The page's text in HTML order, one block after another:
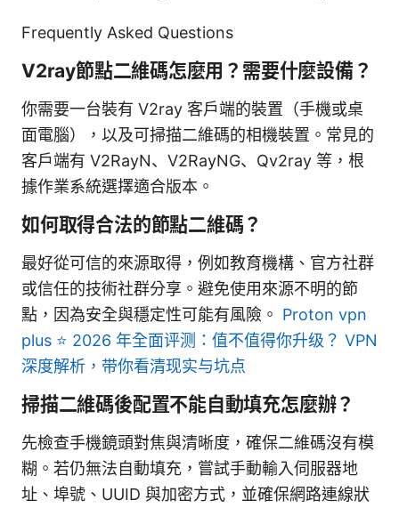
Frequently Asked Questions
V2ray節點二維碼怎麼用？需要什麼設備？
你需要一台裝有 V2ray 客戶端的裝置（手機或桌
面電腦），以及可掃描二維碼的相機裝置。常見的
客戶端有 V2RayN、V2RayNG、Qv2ray 等，根
據作業系統選擇適合版本。
如何取得合法的節點二維碼？
最好從可信的來源取得，例如教育機構、官方社群
或信任的技術社群分享。避免使用來源不明的節
點，因為安全與穩定性可能有風險。 Proton vpn
plus ⭐ 2026 年全面评测：值不值得你升级？ VPN
深度解析，带你看清现实与坑点
掃描二維碼後配置不能自動填充怎麼辦？
先檢查手機鏡頭對焦與清晰度，確保二維碼沒有模
糊。若仍無法自動填充，嘗試手動輸入伺服器地
址、埠號、UUID 與加密方式，並確保網路連線狀